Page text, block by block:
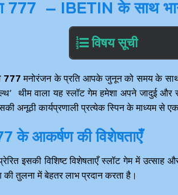
777 – IBETIN के साथ
विषय सूची
777 मनोरंजन के प्रति आपके जुनून को समय के साथ
थीम वाला यह स्लॉट गेम हमेशा अपने जादुई और
अनूठी कार्यप्रणाली प्रत्येक स्पिन के माध्यम से
के आकर्षण की विशेषताएँ
इसकी विशिष्ट विशेषताएँ स्लॉट गेम में उत्साह
की तुलना में बेहतर लाभ प्रदान करता है।